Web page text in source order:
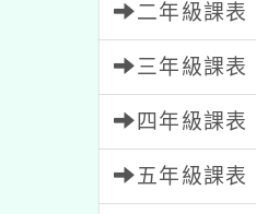
二年級課表
三年級課表
四年級課表
五年級課表